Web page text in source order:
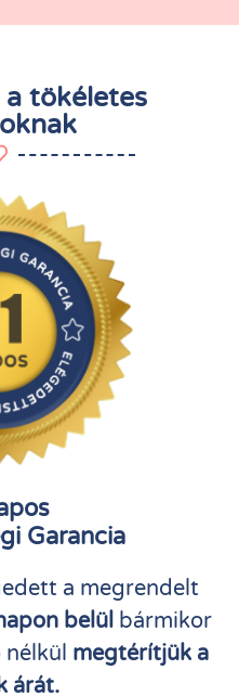
tökéletes
Garancia
a megrendelt
belülbármikor
nélkül megtérítjük a
árát.